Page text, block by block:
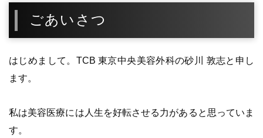
ごあいさつ
はじめまして。TCB 東京中央美容外科の砂川 敦志と申し
ます。
私は美容医療には人生を好転させる力があると思っていま
す。